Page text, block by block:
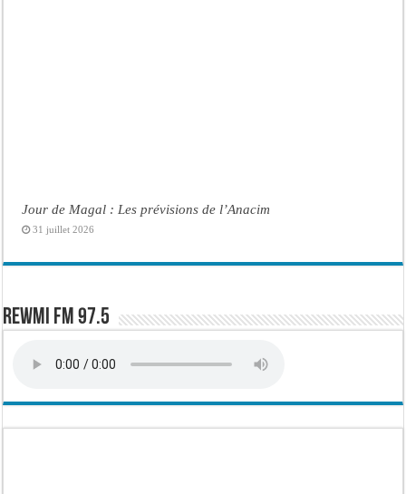
Jour de Magal : Les prévisions de l’Anacim
31 juillet 2026
Rewmi FM 97.5